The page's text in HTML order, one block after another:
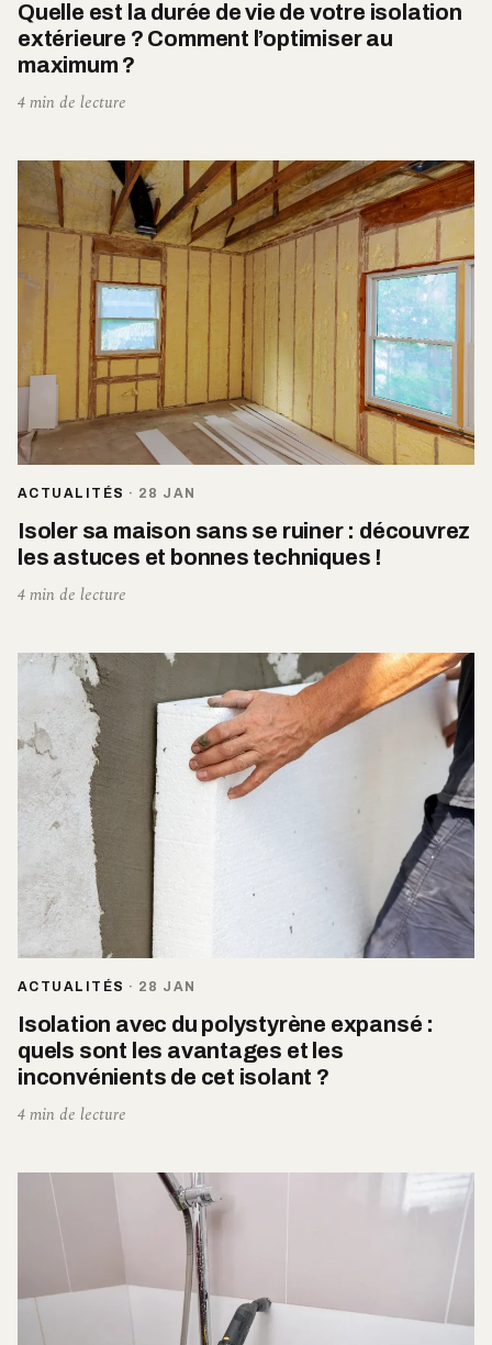
Quelle est la durée de vie de votre isolation
extérieure ? Comment l’optimiser au
maximum ?
4 min de lecture
ACTUALITÉS · 28 JAN
Isoler sa maison sans se ruiner : découvrez
les astuces et bonnes techniques !
4 min de lecture
ACTUALITÉS · 28 JAN
Isolation avec du polystyrène expansé :
quels sont les avantages et les
inconvénients de cet isolant ?
4 min de lecture